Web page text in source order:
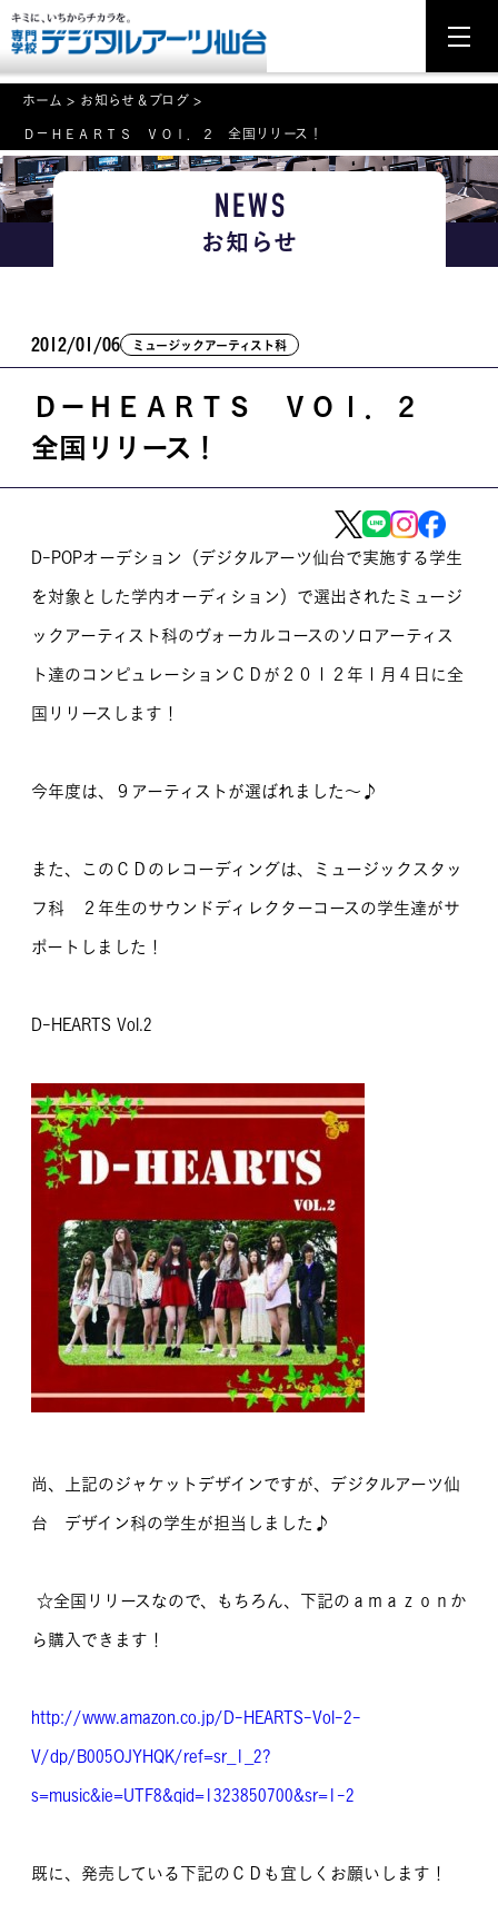
NEWS
学科・専攻案内
学校案内
イベント案内
学びの環境
留学生のみなさま
保護者のみなさま
企業のみなさま
資料請求
お問い合わせ
よくある質問
個人情報保護
サイトマップ
ホーム > お知らせ＆ブログ >
Ｄ－ＨＥＡＲＴＳ ＶＯｌ．２ 全国リリース！
NEWS
お知らせ
2012/01/06 ミュージックアーティスト科
Ｄ－ＨＥＡＲＴＳ ＶＯｌ．２
全国リリース！
D-POPオーデション（デジタルアーツ仙台で実施する学生
を対象とした学内オーディション）で選出されたミュージ
ックアーティスト科のヴォーカルコースのソロアーティス
ト達のコンピュレーションＣＤが２０１２年１月４日に全
国リリースします！
今年度は、９アーティストが選ばれました～♪
また、このＣＤのレコーディングは、ミュージックスタッ
フ科 ２年生のサウンドディレクターコースの学生達がサ
ポートしました！
D-HEARTS Vol.2
尚、上記のジャケットデザインですが、デジタルアーツ仙
台 デザイン科の学生が担当しました♪
☆全国リリースなので、もちろん、下記のａｍａｚｏｎか
ら購入できます！
http://www.amazon.co.jp/D-HEARTS-Vol-2-
V/dp/B005OJYHQK/ref=sr_1_2?
s=music&ie=UTF8&qid=1323850700&sr=1-2
既に、発売している下記のＣＤも宜しくお願いします！